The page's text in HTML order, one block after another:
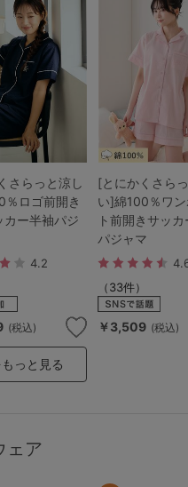
さらっと涼し
％ロゴ前開き
カー半袖パジ
4.2
(税込)
[とにかくさら
い]綿100％ワ
ト前開きサッ
パジャマ
（33件）
￥3,509 (税込)
っと見る
ェア